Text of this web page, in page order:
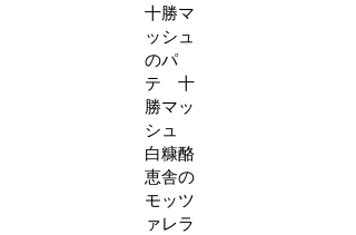
十勝マ
ッシュ
のパ
テ 十
勝マッ
シュ
白糠酪
恵舎の
モッツ
ァレラ